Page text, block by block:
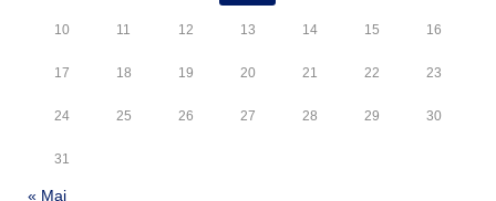
10 11 12 13 14 15 16
17 18 19 20 21 22 23
24 25 26 27 28 29 30
31
« Mai